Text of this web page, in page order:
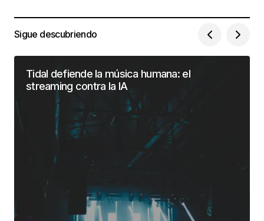
Sigue descubriendo
Tidal defiende la música humana: el
streaming contra la IA